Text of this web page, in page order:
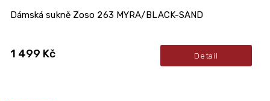
Dámská sukně Zoso 263 MYRA/BLACK-SAND
1 499 Kč Detail